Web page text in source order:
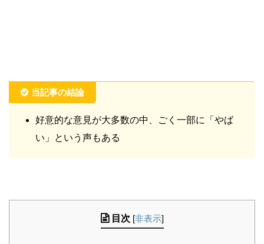
当記事の結論
好意的な意見が大多数の中、ごく一部に「やば
い」という声もある
目次 [非表示]